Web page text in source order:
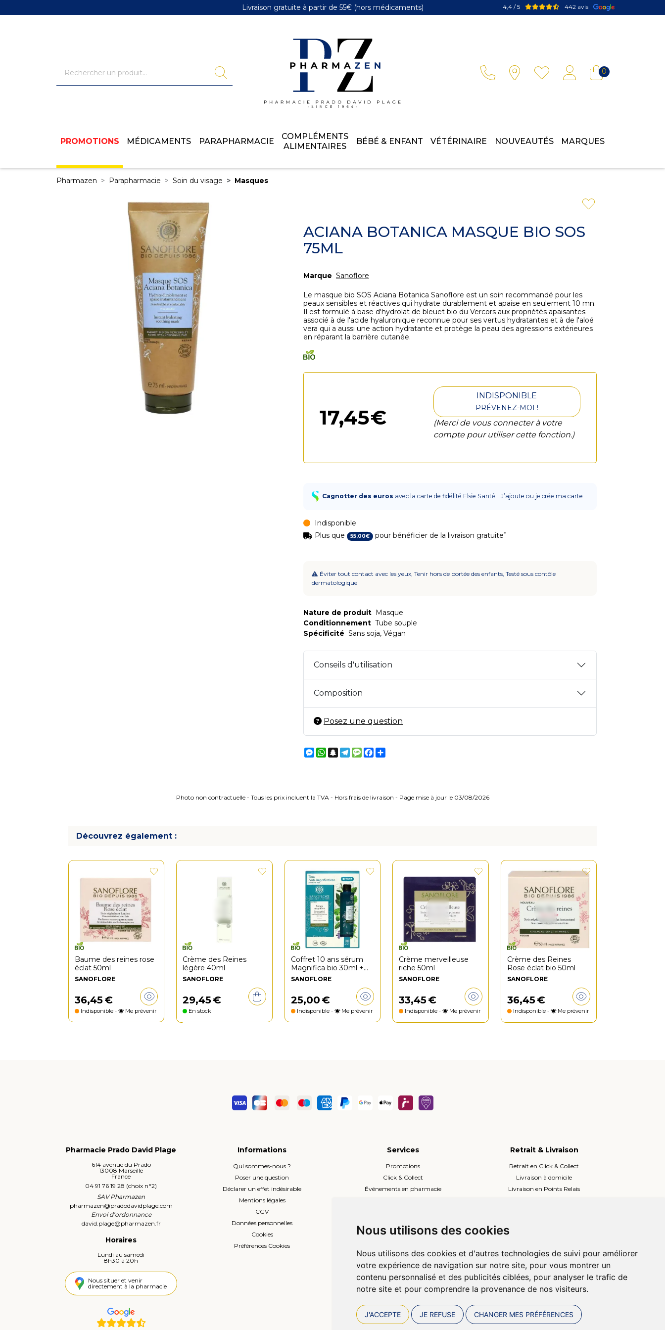
Nous utilisons des cookies
Nous utilisons des cookies et d'autres technologies de suivi pour améliorer
votre expérience de navigation sur notre site, pour vous montrer un
contenu personnalisé et des publicités ciblées, pour analyser le trafic de
notre site et pour comprendre la provenance de nos visiteurs.
J'ACCEPTE JE REFUSE CHANGER MES PRÉFÉRENCES
Livraison gratuite à partir de 55€(hors médicaments) 4,4 / 5 442 avis
0
PROMOTIONS MÉDICAMENTS PARAPHARMACIE
COMPLÉMENTS
ALIMENTAIRES
BÉBÉ & ENFANT VÉTÉRINAIRE NOUVEAUTÉS MARQUES
Pharmazen Parapharmacie Soin du visage Masques
ACIANA BOTANICA MASQUE BIO SOS
75ML
Marque Sanoflore
Le masque bio SOS Aciana Botanica Sanoflore est un soin recommandé pour les
peaux sensibles et réactives qui hydrate durablement et apaise en seulement 10 mn.
Il est formulé à base d'hydrolat de bleuet bio du Vercors aux propriétés apaisantes
associé à de l'acide hyaluronique reconnue pour ses vertus hydratantes et à de l'aloé
vera qui a aussi une action hydratante et protège la peau des agressions extérieures
en réparant la barrière cutanée.
17,45€
INDISPONIBLE
PRÉVENEZ-MOI !
(Merci de vous connecter à votre
compte pour utiliser cette fonction.)
Cagnotter des euros avec la carte de fidélité Elsie Santé J’ajoute ou je crée ma carte
Indisponible
Plus que
55,00€ pour bénéficier de la livraison gratuite*
Éviter tout contact avec les yeux, Tenir hors de portée des enfants, Testé sous contôle
dermatologique
Nature de produit Masque
Conditionnement Tube souple
Spécificité Sans soja, Végan
Conseils d'utilisation
Composition
Posez une question
Messenger
WhatsApp
Snapchat
Telegram
MessageFacebook
Photo non contractuelle - Tous les prix incluent la TVA - Hors frais de livraison - Page mise à jour le 03/08/2026
Découvrez également :
Baume des reines rose
éclat 50ml
SANOFLORE
36,45€
Indisponible - Me prévenir
Crème des Reines
légère 40ml
SANOFLORE
29,45€
En stock
Coffret 10 ans sérum
Magnifica bio 30ml +
Aqua Magnifica 50ml
SANOFLORE
25,00 €
Indisponible - Me prévenir
Crème merveilleuse
riche 50ml
SANOFLORE
33,45€
Indisponible - Me prévenir
Crème des Reines
Rose éclat bio 50ml
SANOFLORE
36,45€
Indisponible - Me prévenir
Pharmacie Prado David Plage
614 avenue du Prado
13008 Marseille
France
04 91 76 19 28 (choix n°2)
SAV Pharmazen
pharmazen@pradodavidplage.com
Envoi d’ordonnance
david.plage@pharmazen.fr
Horaires
Lundi au samedi
8h30 à 20h
Nous situer et venir
directement à la pharmacie
Informations
Qui sommes-nous ?
Poser une question
Déclarer un effet indésirable
Mentions légales
CGV
Données personnelles
Cookies
Préférences Cookies
Services
Promotions
Click & Collect
Événements en pharmacie
Compte professionnel
Retrait & Livraison
Retrait en Click & Collect
Livraison à domicile
Livraison en Points Relais